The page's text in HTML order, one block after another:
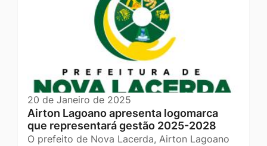
20 de Janeiro de 2025
Airton Lagoano apresenta logomarca
que representará gestão 2025-2028
O prefeito de Nova Lacerda, Airton Lagoano